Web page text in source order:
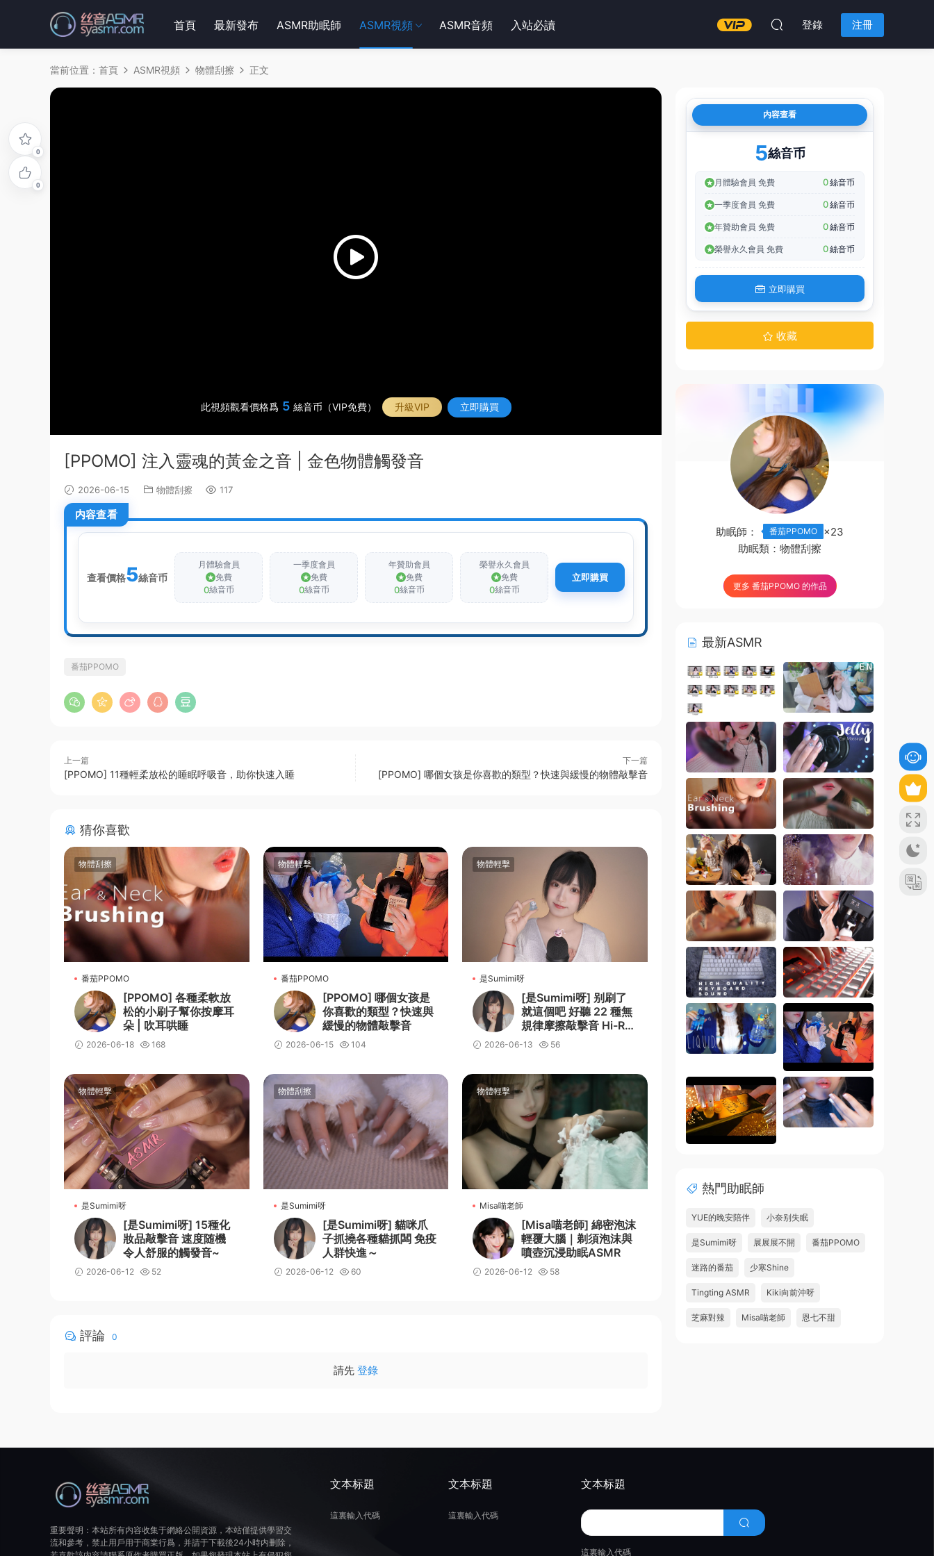
首頁 最新發布 ASMR助眠師 ASMR視頻 ASMR音頻 入站必讀 登錄 注冊
當前位置： 首頁 ASMR視頻 物體刮擦 正文
此視頻觀看價格爲 5 絲音币（VIP免費） 升級VIP 立即購買
[PPOMO] 注入靈魂的黃金之音 | 金色物體觸發音
2026-06-15 物體刮擦 117
内容查看
查看價格5絲音币
月體驗會員
免費
0絲音币
一季度會員
免費
0絲音币
年贊助會員
免費
0絲音币
榮譽永久會員
免費
0絲音币
立即購買
0
0
番茄PPOMO
上一篇
[PPOMO] 11種輕柔放松的睡眠呼吸音，助你快速入睡
下一篇
[PPOMO] 哪個女孩是你喜歡的類型？快速與緩慢的物體敲擊音
猜你喜歡
物體刮擦
番茄PPOMO
[PPOMO] 各種柔軟放
松的小刷子幫你按摩耳
朵 | 吹耳哄睡
2026-06-18 168
物體輕擊
番茄PPOMO
[PPOMO] 哪個女孩是
你喜歡的類型？快速與
緩慢的物體敲擊音
2026-06-15 104
物體輕擊
是Sumimi呀
[是Sumimi呀] 别刷了
就這個吧 好聽 22 種無
規律摩擦敲擊音 Hi-Re
s 無損 Sumimi
2026-06-13 56
物體輕擊
是Sumimi呀
[是Sumimi呀] 15種化
妝品敲擊音 速度随機
令人舒服的觸發音~
2026-06-12 52
物體刮擦
是Sumimi呀
[是Sumimi呀] 貓咪爪
子抓撓各種貓抓闆 免疫
人群快進～
2026-06-12 60
物體輕擊
Misa喵老師
[Misa喵老師] 綿密泡沫
輕覆大腦｜剃須泡沫與
噴壺沉浸助眠ASMR
2026-06-12 58
評論 0
請先 登錄
内容查看
5絲音币
月體驗會員 免費 0絲音币
一季度會員 免費 0絲音币
年贊助會員 免費 0絲音币
榮譽永久會員 免費 0絲音币
立即購買
收藏
助眠師： 番茄PPOMO
×23
助眠類： 物體刮擦
更多 番茄PPOMO 的作品
最新ASMR
熱門助眠師
YUE的晚安陪伴 小奈别失眠
是Sumimi呀 展展展不開 番茄PPOMO
迷路的番茄 少寒Shine
Tingting ASMR Kiki向前沖呀
芝麻對辣 Misa喵老師 恩七不甜
重要聲明：本站所有内容收集于網絡公開資源，本站僅提供學習交
流和參考，禁止用戶用于商業行爲，并請于下載後24小時内删除，
文本标題
這裏輸入代碼
文本标題
這裏輸入代碼
文本标題
這裏輸入代碼